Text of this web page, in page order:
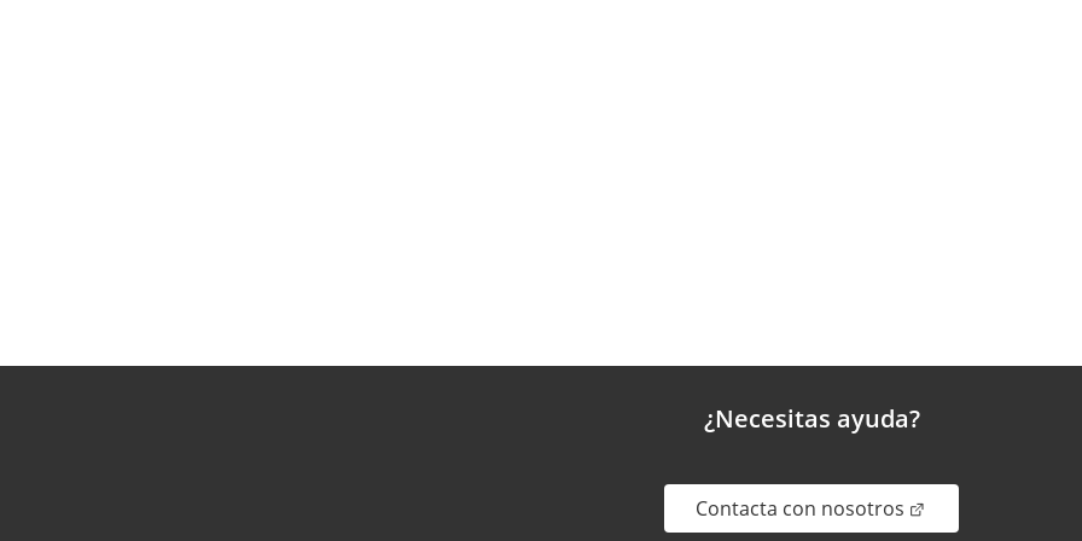
¿Necesitas ayuda?
Contacta con nosotros . Abrir en una